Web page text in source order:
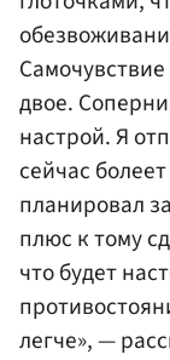
двое.
настрой. Я
сейчас
планировал
плюс к тому
что будет
легче», —